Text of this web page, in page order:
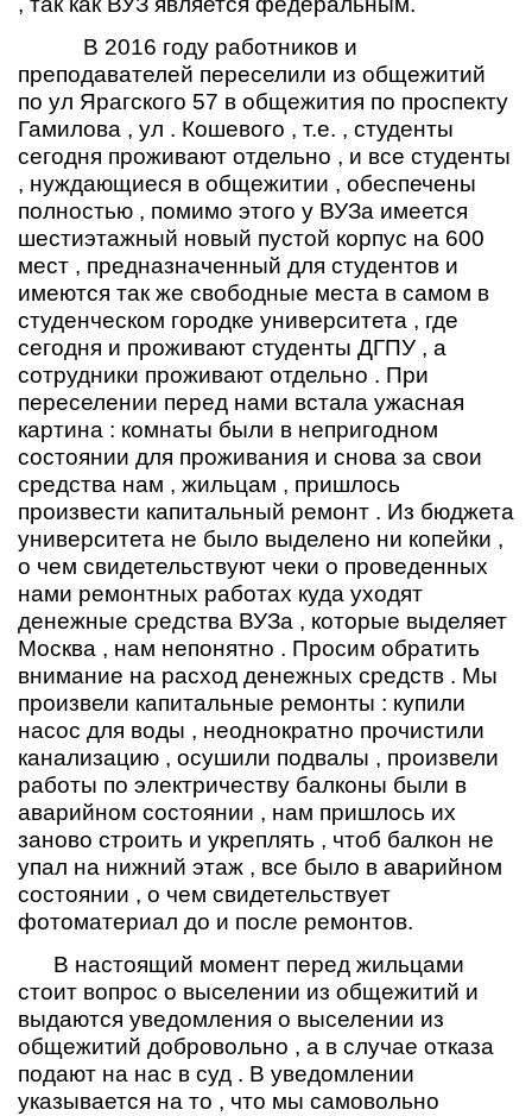
В 2016 году работников и
преподавателей переселили из общежитий
по ул Ярагского 57 в общежития по проспекту
Гамилова , ул . Кошевого , т.е. , студенты
сегодня проживают отдельно , и все студенты
, нуждающиеся в общежитии , обеспечены
полностью , помимо этого у ВУЗа имеется
шестиэтажный новый пустой корпус на 600
мест , предназначенный для студентов и
имеются так же свободные места в самом в
студенческом городке университета , где
сегодня и проживают студенты ДГПУ , а
сотрудники проживают отдельно . При
переселении перед нами встала ужасная
картина : комнаты были в непригодном
состоянии для проживания и снова за свои
средства нам , жильцам , пришлось
произвести капитальный ремонт . Из бюджета
университета не было выделено ни копейки ,
о чем свидетельствуют чеки о проведенных
нами ремонтных работах куда уходят
денежные средства ВУЗа , которые выделяет
Москва , нам непонятно . Просим обратить
внимание на расход денежных средств . Мы
произвели капитальные ремонты : купили
насос для воды , неоднократно прочистили
канализацию , осушили подвалы , произвели
работы по электричеству балконы были в
аварийном состоянии , нам пришлось их
заново строить и укреплять , чтоб балкон не
упал на нижний этаж , все было в аварийном
состоянии , о чем свидетельствует
фотоматериал до и после ремонтов.
В настоящий момент перед жильцами
стоит вопрос о выселении из общежитий и
выдаются уведомления о выселении из
общежитий добровольно , а в случае отказа
подают на нас в суд . В уведомлении
указывается на то , что мы самовольно